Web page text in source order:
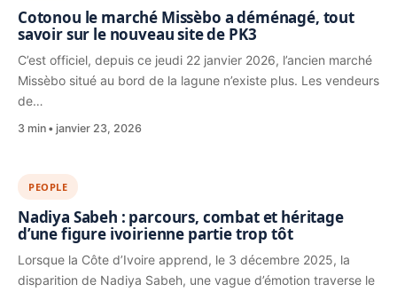
Cotonou le marché Missèbo a déménagé, tout
savoir sur le nouveau site de PK3
C’est officiel, depuis ce jeudi 22 janvier 2026, l’ancien marché
Missèbo situé au bord de la lagune n’existe plus. Les vendeurs
de…
3 min janvier 23, 2026
PEOPLE
Nadiya Sabeh : parcours, combat et héritage
d’une figure ivoirienne partie trop tôt
Lorsque la Côte d’Ivoire apprend, le 3 décembre 2025, la
disparition de Nadiya Sabeh, une vague d’émotion traverse le